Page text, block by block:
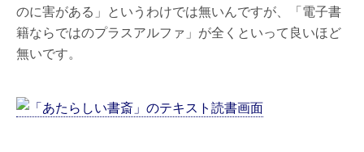
のに害がある」というわけでは無いんですが、「電子書
籍ならではのプラスアルファ」が全くといって良いほど
無いです。